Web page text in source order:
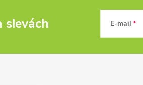
slevách E-mail